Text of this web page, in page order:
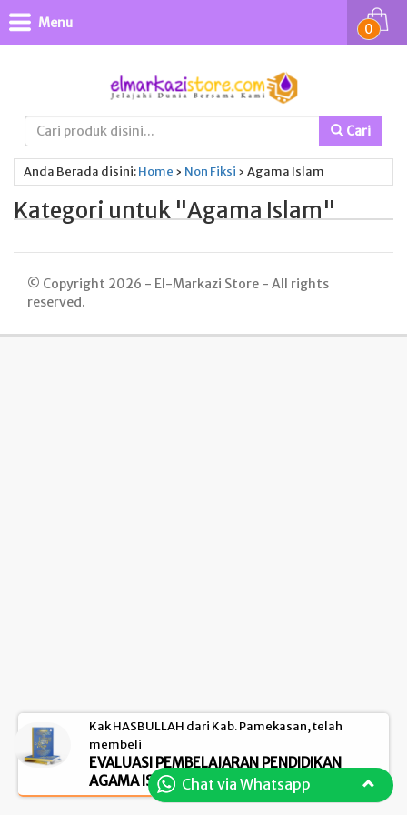
Cari
0
Menu
Anda Berada disini:Home › Non Fiksi › Agama Islam
Kategori untuk "Agama Islam"
© Copyright 2026 - El-Markazi Store - All rights
reserved.
Chat via Whatsapp
Kak HASBULLAH dari Kab. Pamekasan, telah
membeli
EVALUASI PEMBELAJARAN PENDIDIKAN
AGAMA ISLAM (PAI)